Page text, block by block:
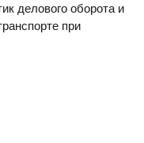
делового оборота и
при